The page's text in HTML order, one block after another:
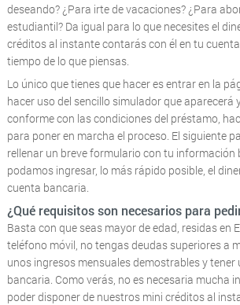
deseando? ¿Para irte de vacaciones? ¿Para
estudiantil? Da igual para lo que necesites el
créditos al instante contarás con él en tu
tiempo de lo que piensas.
Lo único que tienes que hacer es entrar en la
hacer uso del sencillo simulador que aparecerá
conforme con las condiciones del préstamo,
para poner en marcha el proceso. El siguiente
rellenar un breve formulario con tu información
podamos ingresar, lo más rápido posible, el
cuenta bancaria.
¿Qué requisitos son necesarios para
Basta con que seas mayor de edad, residas en
teléfono móvil, no tengas deudas superiores a
unos ingresos mensuales demostrables y tener
bancaria. Como verás, no es necesaria mucha
poder disponer de nuestros mini créditos al